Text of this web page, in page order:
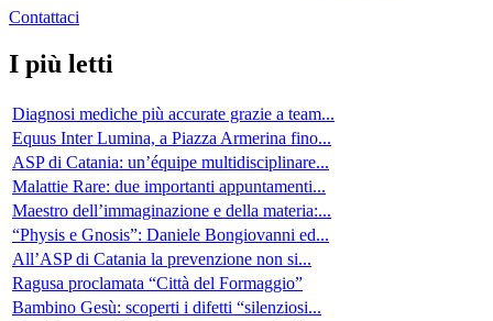
Contattaci
I più letti
Diagnosi mediche più accurate grazie a team...
Equus Inter Lumina, a Piazza Armerina fino...
ASP di Catania: un’équipe multidisciplinare...
Malattie Rare: due importanti appuntamenti...
Maestro dell’immaginazione e della materia:...
“Physis e Gnosis”: Daniele Bongiovanni ed...
All’ASP di Catania la prevenzione non si...
Ragusa proclamata “Città del Formaggio”
Bambino Gesù: scoperti i difetti “silenziosi...